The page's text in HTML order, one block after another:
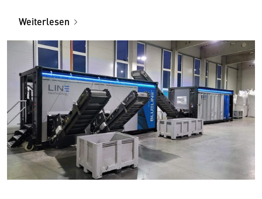
Weiterlesen